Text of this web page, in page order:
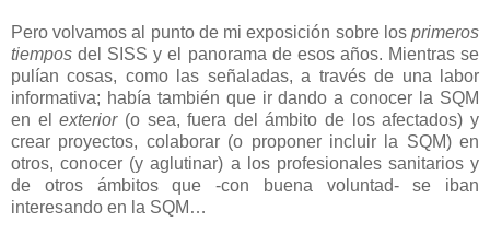
Pero volvamos al punto de mi exposición sobre los primeros
tiempos del SISS y el panorama de esos años. Mientras se
pulían cosas, como las señaladas, a través de una labor
informativa; había también que ir dando a conocer la SQM
en elexterior(o sea, fuera del ámbito de los afectados) y
crear proyectos, colaborar (o proponer incluir la SQM) en
otros, conocer (y aglutinar) a los profesionales sanitarios y
de otros ámbitos que -con buena voluntad- se iban
interesando en la SQM…